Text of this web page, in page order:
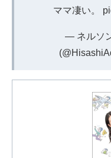
ママ凄い。
— ネルソ